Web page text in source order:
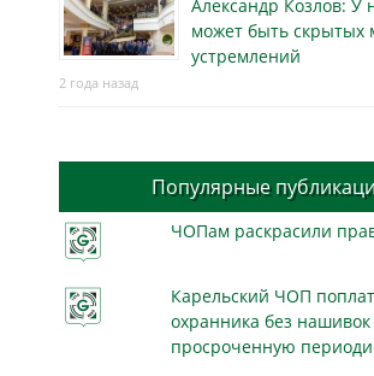
Александр Козлов: У
может быть скрытых
устремлений
2 года назад
Популярные
ЧОПам раскрасили
Карельский ЧОП
охранника без нашивок
просроченную